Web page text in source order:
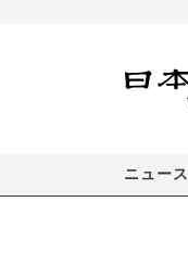
ニュース